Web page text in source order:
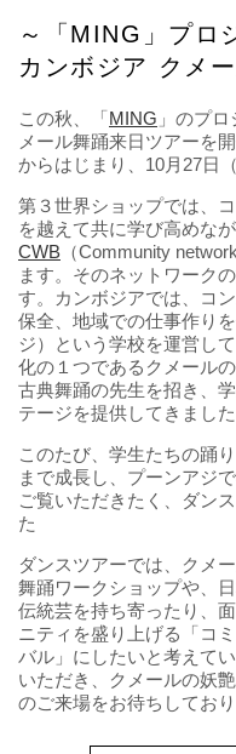
～「MING」プロ
カンボジア クメ
この秋、「MING 」のプ
メール舞踊来日ツアーを
からはじまり、10月27日
第３世界ショップでは、
を越えて共に学び高めな
CWB （Community
ます。そのネットワーク
す。カンボジアでは、コ
保全、地域での仕事作り
ジ）という学校を運営し
化の１つであるクメール
古典舞踊の先生を招き、
テージを提供してきました
このたび、学生たちの踊
まで成長し、プーンアジ
ご覧いただきたく、ダン
た
ダンスツアーでは、クメ
舞踊ワークショップや、
伝統芸を持ち寄ったり、
ニティを盛り上げる「コ
バル」にしたいと考えて
いただき、クメールの妖
のご来場をお待ちしており